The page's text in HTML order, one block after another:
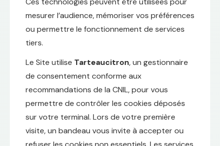
mesurer l’audience, mémoriser vos préférences
ou permettre le fonctionnement de services
tiers.
Le Site utilise Tarteaucitron, un gestionnaire
de consentement conforme aux
recommandations de la CNIL, pour vous
permettre de contrôler les cookies déposés
sur votre terminal. Lors de votre première
visite, un bandeau vous invite à accepter ou